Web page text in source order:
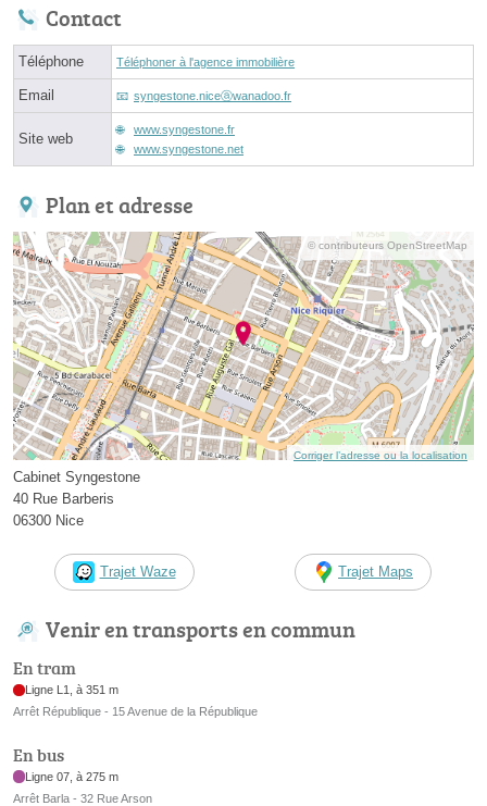
Contact
Téléphone Téléphoner à l'agence immobilière
Email syngestone.niceⓐwanadoo.fr
Site web
www.syngestone.fr
www.syngestone.net
Plan et adresse
© contributeurs OpenStreetMap
Corriger l’adresse ou la localisation
Cabinet Syngestone
40 Rue Barberis
06300 Nice
Trajet Waze Trajet Maps
Venir en transports en commun
En tram
Ligne L1, à 351 m
Arrêt République - 15 Avenue de la République
En bus
Ligne 07, à 275 m
Arrêt Barla - 32 Rue Arson